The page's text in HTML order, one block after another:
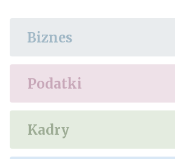
Biznes
Podatki
Kadry